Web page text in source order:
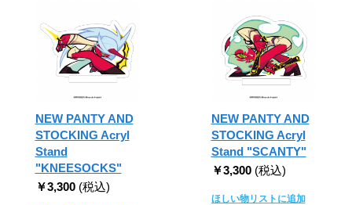
NEW PANTY AND
STOCKING Acryl
Stand
"KNEESOCKS"
￥3,300 (税込)
NEW PANTY AND
STOCKING Acryl
Stand "SCANTY"
￥3,300 (税込)
ほしい物リストに追加